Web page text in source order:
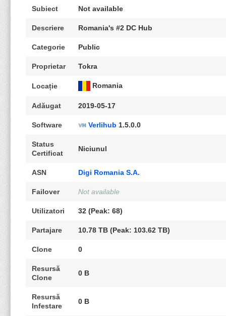
Subiect Not available
Descriere Romania's #2 DC Hub
Categorie Public
Proprietar Tokra
Locație Romania
Adăugat 2019-05-17
Software Verlihub 1.5.0.0
Status
Certificat
Niciunul
ASN Digi Romania S.A.
Failover Not available
Utilizatori 32 (Peak: 68)
Partajare 10.78 TB (Peak: 103.62 TB)
Clone 0
Resursă
Clone
0 B
Resursă
Infestare
0 B